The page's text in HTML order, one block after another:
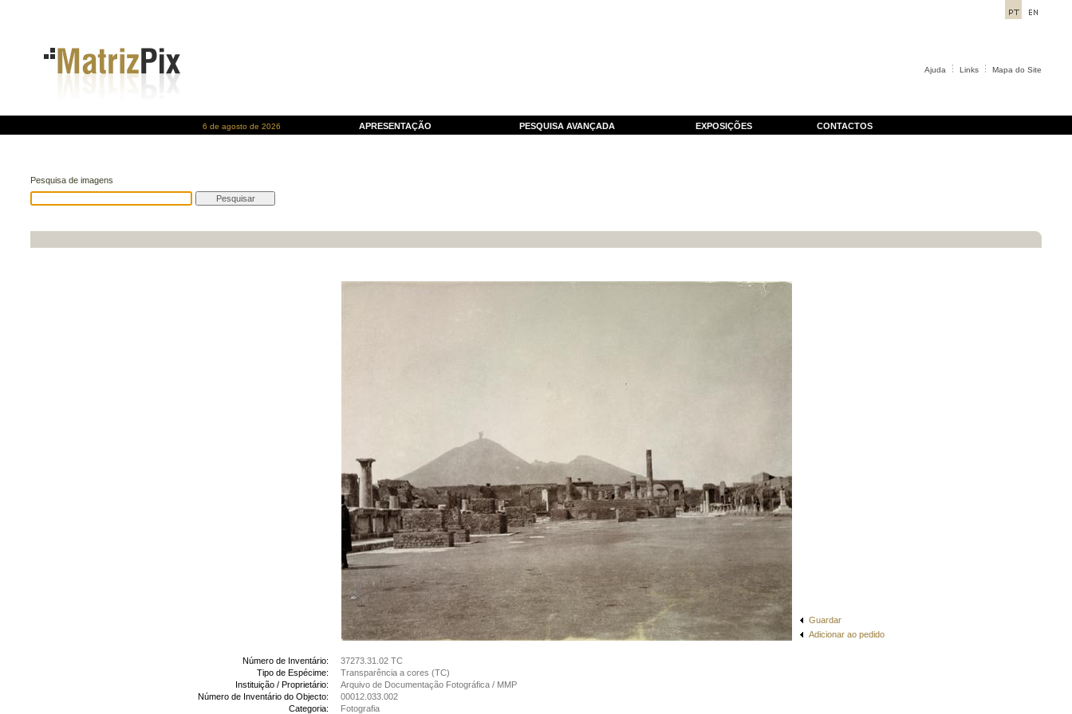
Ajuda Links Mapa do Site
6 de agosto de 2026 APRESENTAÇÃO PESQUISA AVANÇADA EXPOSIÇÕES CONTACTOS
Pesquisa de imagens
Guardar
Adicionar ao pedido
Número de Inventário:
37273.31.02 TC
Tipo de Espécime:
Transparência a cores (TC)
Instituição / Proprietário:
Arquivo de Documentação Fotográfica / MMP
Número de Inventário do Objecto:
00012.033.002
Categoria:
Fotografia